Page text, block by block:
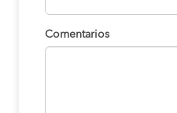
Comentarios